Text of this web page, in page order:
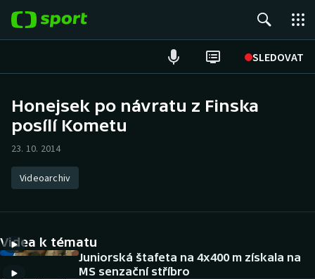
SLEDOVAT
Hokej
Atletika
DALŠÍ SPORTY
Honejsek po návratu z Finska
posílí Kometu
23. 10. 2014
Videoarchiv
Videa k tématu
Juniorská štafeta na 4x400 m získala na
MS senzační stříbro